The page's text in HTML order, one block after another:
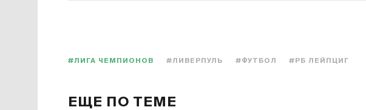
#ЛИГА ЧЕМПИОНОВ #ЛИВЕРПУЛЬ #ФУТБОЛ #РБ ЛЕЙПЦИГ
ЕЩЕ ПО ТЕМЕ